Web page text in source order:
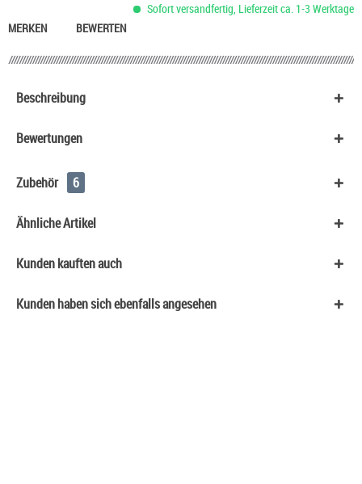
12,90 €
Sofort versandfertig, Lieferzeit ca. 1-3 Werktage
MERKEN
BEWERTEN
Beschreibung
Bewertungen
Zubehör 6
Ähnliche Artikel
Kunden kauften auch
Kunden haben sich ebenfalls angesehen